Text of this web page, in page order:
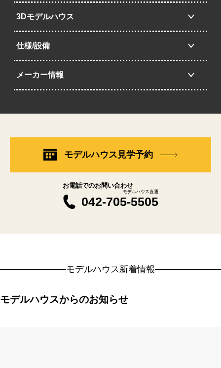
3Dモデルハウス
仕様/設備
メーカー情報
モデルハウス見学予約
お電話でのお問い合わせ
042-705-5505
モデルハウス直通
モデルハウス新着情報
モデルハウスからのお知らせ